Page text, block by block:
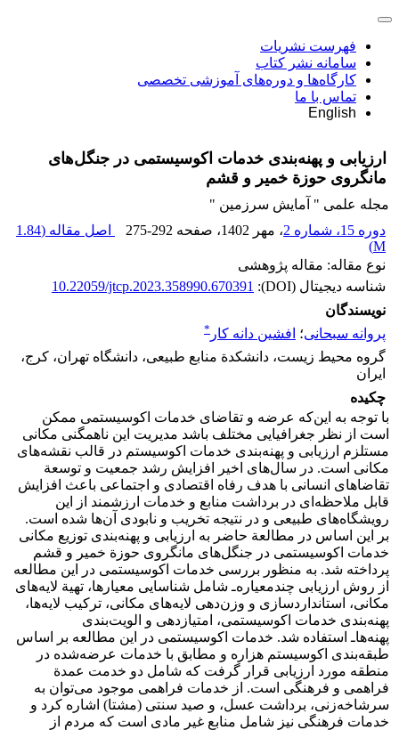
فهرست نشریات
سامانه نشر کتاب
کارگاه‌ها و دوره‌های آموزشی تخصصی
تماس با ما
English
ارزیابی و پهنه‌بندی خدمات اکوسیستمی در جنگل‌های
مانگروی حوزة خمیر و قشم
مجله علمی " آمایش سرزمین "
دوره 15، شماره 2
، مهر 1402 ، صفحه 275-292 اصل مقاله (1.84
M
)
نوع مقاله: مقاله پژوهشی
شناسه دیجیتال (DOI):
10.22059/jtcp.2023.358990.670391
نویسندگان
پروانه سبحانی؛ افشین دانه کار *
گروه محیط زیست، دانشکدة منابع طبیعی، دانشگاه تهران، کرج،
ایران
چکیده
با توجه به این‌که عرضه و تقاضای خدمات اکوسیستمی ممکن
است از نظر جغرافیایی مختلف ‏باشد مدیریت این ناهمگنی مکانی
مستلزم ارزیابی و پهنه‌بندی خدمات اکوسیستم در ‏قالب نقشه‌های
مکانی است. در سال‌های اخیر افزایش رشد جمعیت و توسعة
تقاضاهای انسانی با هدف رفاه ‏اقتصادی و اجتماعی باعث افزایش
قابل ملاحظه‌ای در برداشت منابع و خدمات ارزشمند از این
‏رویشگاه‌های طبیعی و در نتیجه تخریب و نابودی آن‌ها شده است.‏
بر این اساس در مطالعة حاضر به ارزیابی و پهنه‌بندی توزیع مکانی
خدمات اکوسیستمی در جنگل‌های مانگروی حوزة خمیر و قشم
پرداخته شد. به منظور بررسی خدمات اکوسیستمی در این مطالعه
از روش ارزیابی چندمعیاره‌ـ شامل ‏شناسایی معیارها، تهیة لایه‌های
‏مکانی، استانداردسازی و ‏وزن‌دهی ‏لایه‌های مکانی، ترکیب لایه‌ها،
پهنه‌بندی خدمات اکوسیستمی، امتیازدهی و ‏الویت‌بندی
پهنه‌هاـ استفاده شد. خدمات ‏اکوسیستمی در این مطالعه بر اساس
طبقه‌بندی اکوسیستم هزاره و مطابق با خدمات عرضه‌شده در
منطقه مورد ارزیابی قرار گرفت که شامل دو خدمت عمدة
فراهمی و فرهنگی است. از خدمات فراهمی موجود می‌توان به
سرشاخه‌زنی، برداشت عسل، ‏و صید سنتی ‏‏(مشتا) ‏اشاره کرد و
خدمات ‏فرهنگی نیز شامل منابع غیر مادی است که مردم از